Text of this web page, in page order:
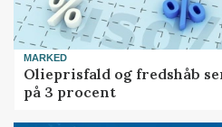
MARKED
Olieprisfald og fredshåb
på 3 procent